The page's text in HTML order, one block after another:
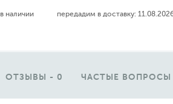
в наличии передадим в доставку:
ОТЗЫВЫ - 0 ЧАСТЫЕ ВОПРОСЫ